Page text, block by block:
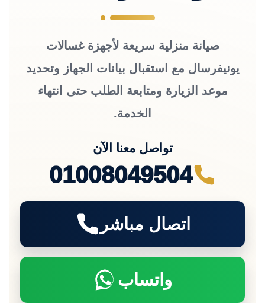
صيانة منزلية سريعة لأجهزة غسالات
يونيفرسال مع استقبال بيانات الجهاز وتحديد
موعد الزيارة ومتابعة الطلب حتى انتهاء
الخدمة.
تواصل معنا الآن
01008049504
اتصال مباشر
واتساب